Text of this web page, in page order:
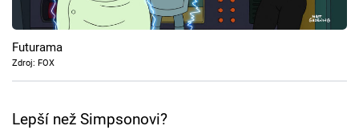
Cool Esport
Pořady
Futurama
Zdroj: FOX
Lepší než Simpsonovi?